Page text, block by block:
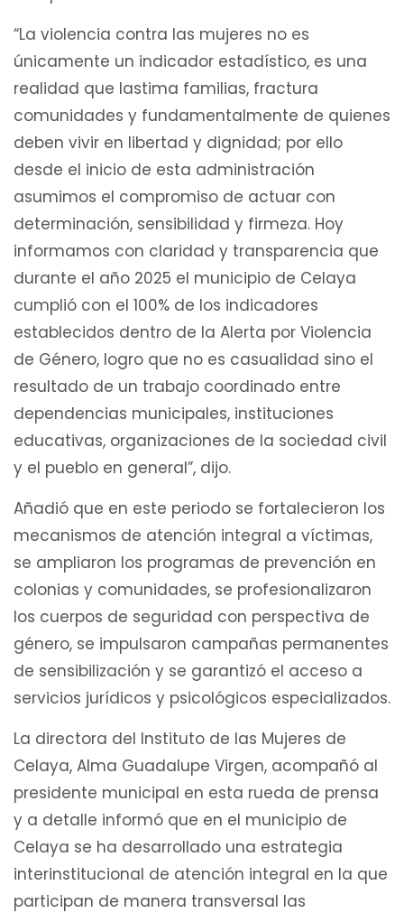
“La violencia contra las mujeres no es
únicamente un indicador estadístico, es una
realidad que lastima familias, fractura
comunidades y fundamentalmente de quienes
deben vivir en libertad y dignidad; por ello
desde el inicio de esta administración
asumimos el compromiso de actuar con
determinación, sensibilidad y firmeza. Hoy
informamos con claridad y transparencia que
durante el año 2025 el municipio de Celaya
cumplió con el 100% de los indicadores
establecidos dentro de la Alerta por Violencia
de Género, logro que no es casualidad sino el
resultado de un trabajo coordinado entre
dependencias municipales, instituciones
educativas, organizaciones de la sociedad civil
y el pueblo en general”, dijo.
Añadió que en este periodo se fortalecieron los
mecanismos de atención integral a víctimas,
se ampliaron los programas de prevención en
colonias y comunidades, se profesionalizaron
los cuerpos de seguridad con perspectiva de
género, se impulsaron campañas permanentes
de sensibilización y se garantizó el acceso a
servicios jurídicos y psicológicos especializados.
La directora del Instituto de las Mujeres de
Celaya, Alma Guadalupe Virgen, acompañó al
presidente municipal en esta rueda de prensa
y a detalle informó que en el municipio de
Celaya se ha desarrollado una estrategia
interinstitucional de atención integral en la que
participan de manera transversal las